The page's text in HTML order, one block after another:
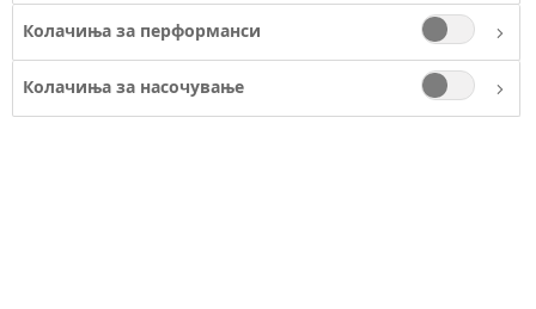
Колачиња за перформанси
Колачиња за насочување